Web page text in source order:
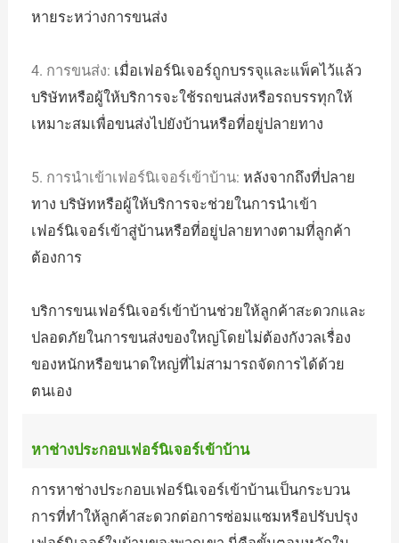
หายระหว่างการขนส่ง
4. การขนส่ง: เมื่อเฟอร์นิเจอร์ถูกบรรจุและแพ็คไว้แล้ว
บริษัทหรือผู้ให้บริการจะใช้รถขนส่งหรือรถบรรทุกให้
เหมาะสมเพื่อขนส่งไปยังบ้านหรือที่อยู่ปลายทาง
5. การนำเข้าเฟอร์นิเจอร์เข้าบ้าน: หลังจากถึงที่ปลาย
ทาง บริษัทหรือผู้ให้บริการจะช่วยในการนำเข้า
เฟอร์นิเจอร์เข้าสู่บ้านหรือที่อยู่ปลายทางตามที่ลูกค้า
ต้องการ
บริการขนเฟอร์นิเจอร์เข้าบ้านช่วยให้ลูกค้าสะดวกและ
ปลอดภัยในการขนส่งของใหญ่โดยไม่ต้องกังวลเรื่อง
ของหนักหรือขนาดใหญ่ที่ไม่สามารถจัดการได้ด้วย
ตนเอง
หาช่างประกอบเฟอร์นิเจอร์เข้าบ้าน
การหาช่างประกอบเฟอร์นิเจอร์เข้าบ้านเป็นกระบวน
การที่ทำให้ลูกค้าสะดวกต่อการซ่อมแซมหรือปรับปรุง